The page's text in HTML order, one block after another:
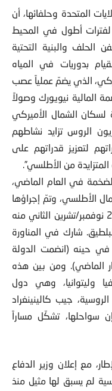
المتحدة وحلفائها، أن
لفترات أطول في المحيط
الحلف والبنية التحتية
بدوريات في المياه
الذي يضمّ عملياً عصب
المالية نيويورك وصولاً
لسكان الشمال الأميركي
الروس تزايد نشاطهم
لتعزيز قدراتهم على
من الأطلسي”.
الضخمة في العام الماضي،
الأطلسي، وتمّ إجراؤها
بين 25 أكتوبر/تشرين الأول 2018 و23 نوفمبر/تشرين الثاني منه
شارك في المناورة
أطلسية في حينه (انضمت الدولة
الماضي). ومن بين هذه
وليتوانيا، وهي دول
جيب كالينينغراد
سواحلها، تشكّل مساراً
مع إعلان وزير الدفاع
لم يسبق لها مثيل منذ